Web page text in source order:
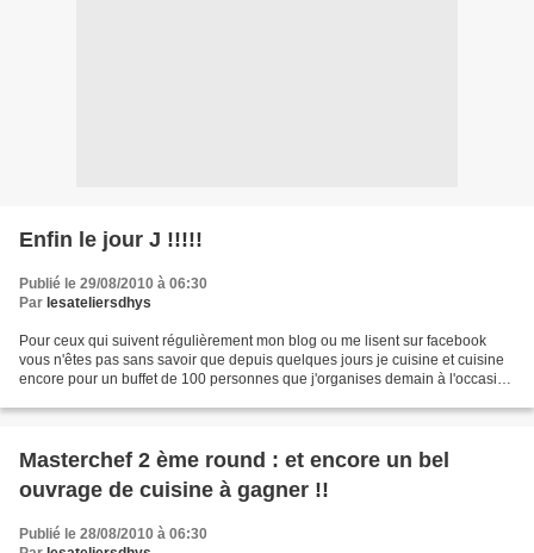
Enfin le jour J !!!!!
Publié le 29/08/2010 à 06:30
Par lesateliersdhys
Pour ceux qui suivent régulièrement mon blog ou me lisent sur facebook
vous n'êtes pas sans savoir que depuis quelques jours je cuisine et cuisine
encore pour un buffet de 100 personnes que j'organises demain à l'occasion
Masterchef 2 ème round : et encore un bel
ouvrage de cuisine à gagner !!
Publié le 28/08/2010 à 06:30